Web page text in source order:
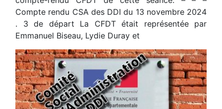
Compte rendu CSA des DDI du 13 novembre 2024
. 3 de départ La CFDT était représentée par
Emmanuel Biseau, Lydie Duray et